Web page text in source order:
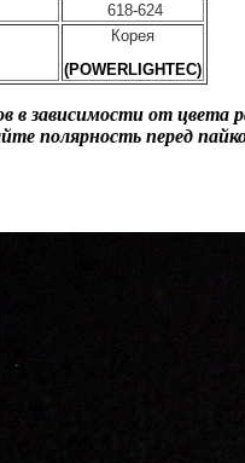
618-624
Корея
(POWERLIGHTEC)
в зависимости от
полярность перед